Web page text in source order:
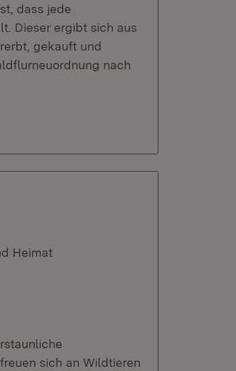
dass jede
Dieser ergibt sich aus
gekauft und
nach
Heimat
sich an Wildtieren